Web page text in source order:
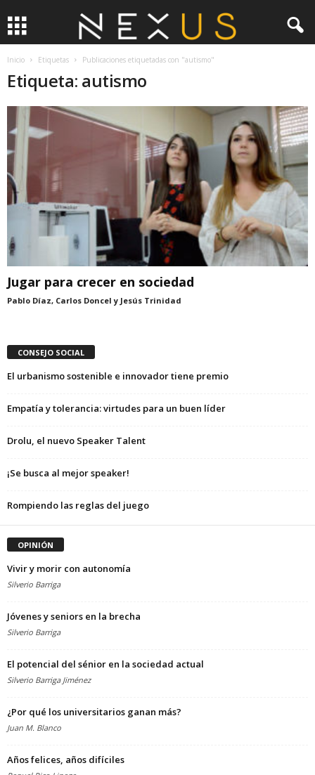
Inicio Etiquetas Publicaciones etiquetadas con "autismo"
Etiqueta: autismo
Jugar para crecer en sociedad
Pablo Díaz, Carlos Doncel y Jesús Trinidad
CONSEJO SOCIAL
El urbanismo sostenible e innovador tiene premio
Empatía y tolerancia: virtudes para un buen líder
Drolu, el nuevo Speaker Talent
¡Se busca al mejor speaker!
Rompiendo las reglas del juego
OPINIÓN
Vivir y morir con autonomía
Silverio Barriga
Jóvenes y seniors en la brecha
Silverio Barriga
El potencial del sénior en la sociedad actual
Silverio Barriga Jiménez
¿Por qué los universitarios ganan más?
Juan M. Blanco
Años felices, años difíciles